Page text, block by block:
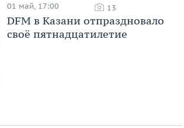
01 май, 17:00 13
DFM в Казани отпраздновало
своё пятнадцатилетие